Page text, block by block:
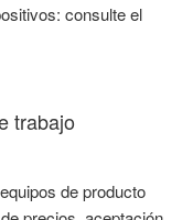
consulte el
trabajo
de producto